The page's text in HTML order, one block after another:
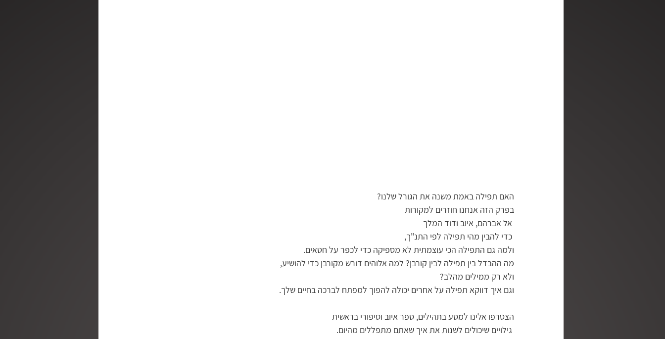
האם תפילה באמת משנה את הגורל שלנו?
בפרק הזה אנחנו חוזרים למקורות
ולמה גם התפילה הכי עוצמתית לא מספיקה כדי לכפר על חטאים.
מה ההבדל בין תפילה לבין קורבן? למה אלוהים דורש מקורבן כדי להושיע,
ולא רק ממילים מהלב?
וגם איך דווקא תפילה על אחרים יכולה להפוך למפתח לברכה בחיים שלך.
הצטרפו אלינו למסע בתהילים, ספר איוב וסיפורי בראשית